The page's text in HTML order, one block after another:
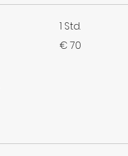
1 Std.
Euro
€ 70